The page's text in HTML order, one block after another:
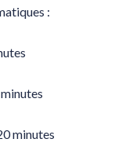
:
minutes